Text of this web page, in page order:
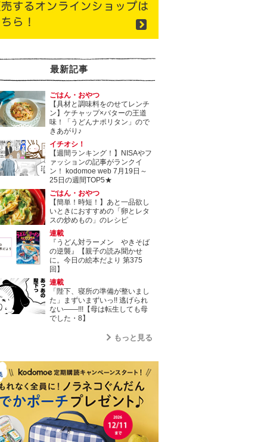
最新記事
ごはん・おやつ
【具材と調味料をのせてレンチ
ン】ケチャップ×バターの王道
味！「うどんナポリタン」ので
きあがり♪
イチオシ！
【週間ランキング！】NISAやフ
ァッションの記事がランクイ
ン！ kodomoe web 7月19日～
25日の週間TOP5★
ごはん・おやつ
【簡単！時短！】あと一品欲し
いときにおすすめの「卵とレタ
スの炒めもの」のレシピ
連載
『うどん対ラーメン やきそば
の逆襲』【親子の読み聞かせ
に。今日の絵本だより 第375
回】
連載
「陛下、寝所の準備が整いまし
た」まずいまずいっ!! 逃げられ
ない――!!!【母は転生しても母
でした・8】
もっと見る